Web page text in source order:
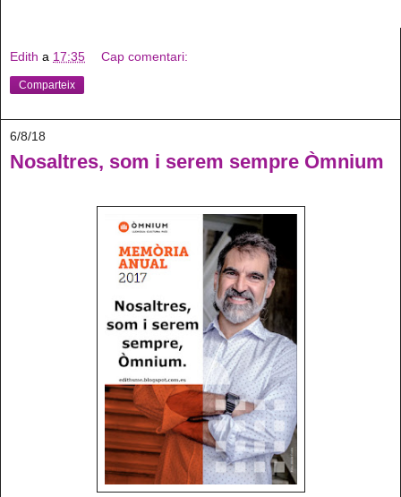
Edith a 17:35 Cap comentari:
Comparteix
6/8/18
Nosaltres, som i serem sempre Òmnium